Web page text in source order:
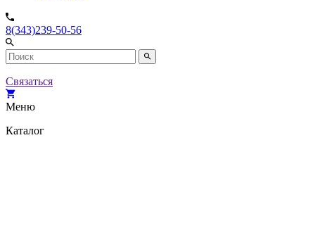
8(343)239-50-56
Связаться
Меню
Каталог